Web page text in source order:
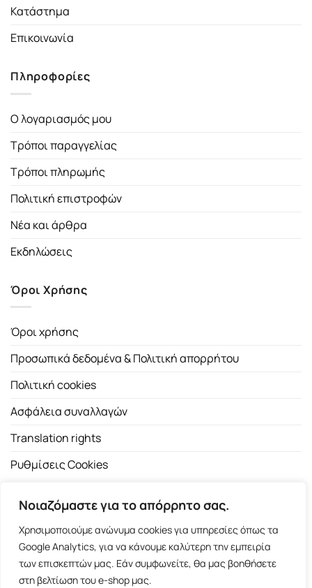
Νοιαζόμαστε για το απόρρητο σας.
Χρησιμοποιούμε ανώνυμα cookies για υπηρεσίες όπως τα
Google Analytics, για να κάνουμε καλύτερη την εμπειρία
των επισκεπτών μας. Εάν συμφωνείτε, θα μας βοηθήσετε
στη βελτίωση του e-shop μας.
Κατάστημα
Επικοινωνία
Πληροφορίες
Ο λογαριασμός μου
Τρόποι παραγγελίας
Τρόποι πληρωμής
Πολιτική επιστροφών
Νέα και άρθρα
Εκδηλώσεις
Όροι Χρήσης
Όροι χρήσης
Προσωπικά δεδομένα & Πολιτική απορρήτου
Πολιτική cookies
Ασφάλεια συναλλαγών
Translation rights
Ρυθμίσεις Cookies
Copyright 2026 ©Εκδοτικός Οίκος Α.Α. Λιβάνη| All rights